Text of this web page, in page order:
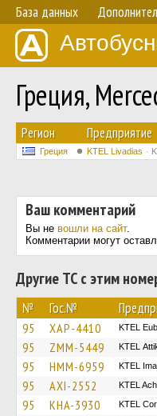
База данных
Греция,
Регион Предприятие
Греция KTEL Livadias
Ваш комментарий
Вы не вошли на сайт.
Комментарии могут
Другие ТС с этим
№ Гос.№
95 XAP-4410 ΚΤΕL
95 ZMM-5449 KΤΕL
95 HMM-6959 KTEL
95 AXI-2552 KTEL
95 KHA-3930 KTEL